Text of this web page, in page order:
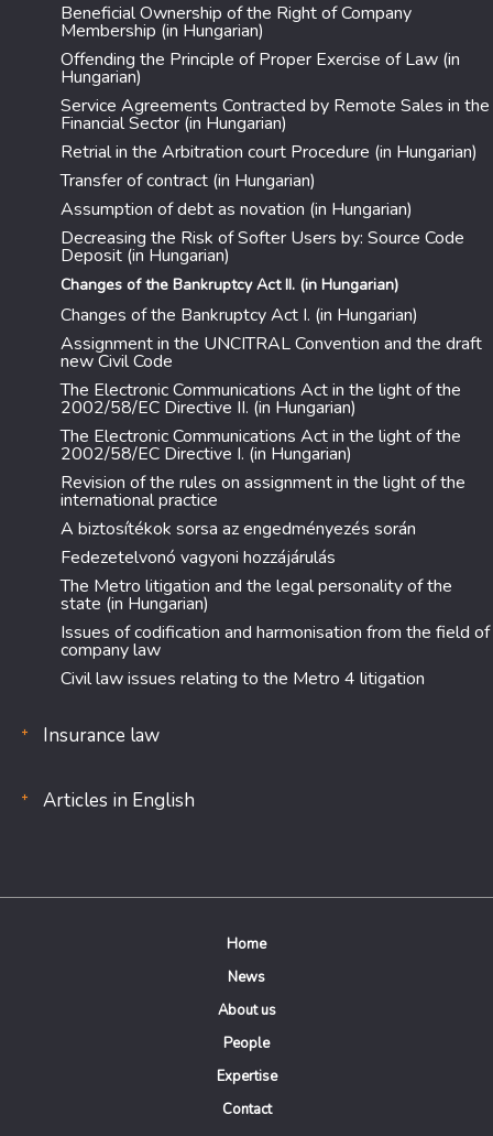
Beneficial Ownership of the Right of Company
Membership (in Hungarian)
Offending the Principle of Proper Exercise of Law (in
Hungarian)
Service Agreements Contracted by Remote Sales in the
Financial Sector (in Hungarian)
Retrial in the Arbitration court Procedure (in Hungarian)
Transfer of contract (in Hungarian)
Assumption of debt as novation (in Hungarian)
Decreasing the Risk of Softer Users by: Source Code
Deposit (in Hungarian)
Changes of the Bankruptcy Act II. (in Hungarian)
Changes of the Bankruptcy Act I. (in Hungarian)
Assignment in the UNCITRAL Convention and the draft
new Civil Code
The Electronic Communications Act in the light of the
2002/58/EC Directive II. (in Hungarian)
The Electronic Communications Act in the light of the
2002/58/EC Directive I. (in Hungarian)
Revision of the rules on assignment in the light of the
international practice
A biztosítékok sorsa az engedményezés során
Fedezetelvonó vagyoni hozzájárulás
The Metro litigation and the legal personality of the
state (in Hungarian)
Issues of codification and harmonisation from the field of
company law
Civil law issues relating to the Metro 4 litigation
Insurance law
Articles in English
Home
News
About us
People
Expertise
Contact